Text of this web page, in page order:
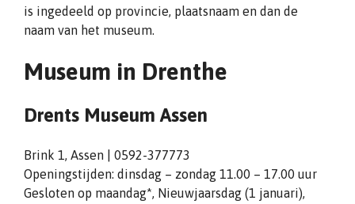
is ingedeeld op provincie, plaatsnaam en dan de
naam van het museum.
Museum in Drenthe
Drents Museum Assen
Brink 1, Assen | 0592-377773
Openingstijden: dinsdag – zondag 11.00 – 17.00 uur
Gesloten op maandag*, Nieuwjaarsdag (1 januari),